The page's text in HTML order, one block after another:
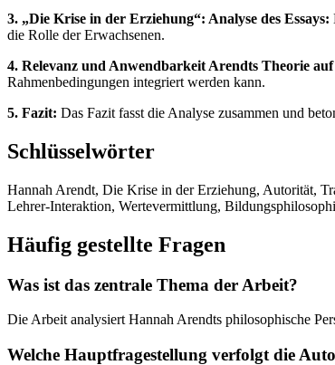
3. „Die Krise in der Erziehung“: Analyse des Essays:
die Rolle der Erwachsenen.
4. Relevanz und Anwendbarkeit Arendts Theorie
Rahmenbedingungen integriert werden kann.
5. Fazit: Das Fazit fasst die Analyse zusammen und
Schlüsselwörter
Hannah Arendt, Die Krise in der Erziehung, Autorität,
Lehrer-Interaktion, Wertevermittlung,
Häufig gestellte Fragen
Was ist das zentrale Thema der Arbeit?
Die Arbeit analysiert Hannah Arendts philosophische
Welche Hauptfragestellung verfolgt die